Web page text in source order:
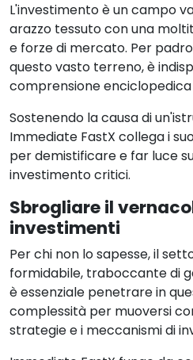
L'investimento è un campo
arazzo tessuto con una
e forze di mercato. Per
questo vasto terreno, è
comprensione enciclopedica
Sostenendo la causa di
Immediate FastX collega i
per demistificare e far luce
investimento critici.
Sbrogliare il
investimenti
Per chi non lo sapesse, il
formidabile, traboccante di
è essenziale penetrare in
complessità per muoversi
strategie e i meccanismi di